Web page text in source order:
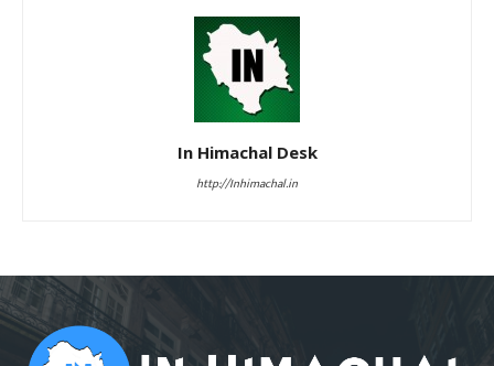
In Himachal Desk
http://Inhimachal.in